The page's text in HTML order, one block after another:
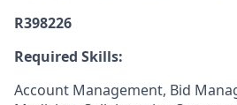
R398226
Required Skills:
Account Management, Bid